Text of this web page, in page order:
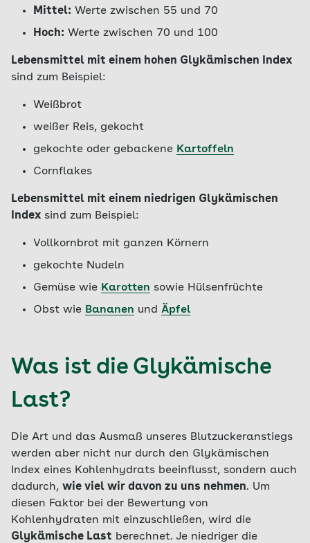
Mittel: Werte zwischen 55 und 70
Hoch: Werte zwischen 70 und 100
Lebensmittel mit einem hohen Glykämischen Index
sind zum Beispiel:
Weißbrot
weißer Reis, gekocht
gekochte oder gebackene Kartoffeln
Cornflakes
Lebensmittel mit einem niedrigen Glykämischen
Index sind zum Beispiel:
Vollkornbrot mit ganzen Körnern
gekochte Nudeln
Gemüse wie Karotten sowie Hülsenfrüchte
Obst wie Bananen und Äpfel
Was ist die Glykämische
Last?
Die Art und das Ausmaß unseres Blutzuckeranstiegs
werden aber nicht nur durch den Glykämischen
Index eines Kohlenhydrats beeinflusst, sondern auch
dadurch, wie viel wir davon zu uns nehmen. Um
diesen Faktor bei der Bewertung von
Kohlenhydraten mit einzuschließen, wird die
Glykämische Last berechnet. Je niedriger die